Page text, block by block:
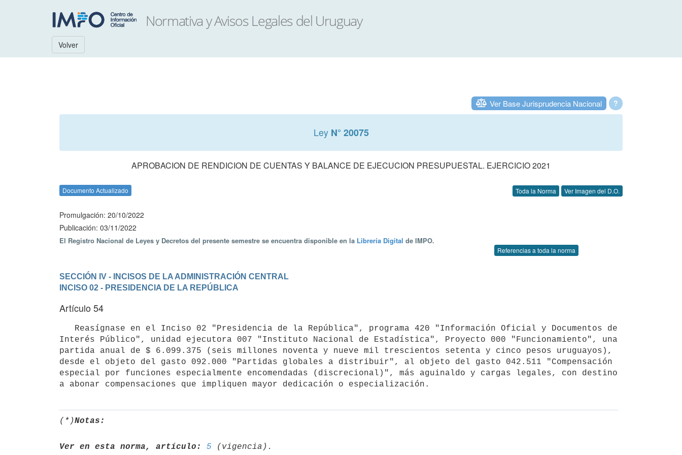
Volver
?
Ver Base Jurisprudencia Nacional
Ley N° 20075
APROBACION DE RENDICION DE CUENTAS Y BALANCE DE EJECUCION PRESUPUESTAL. EJERCICIO 2021
Documento Actualizado Toda la Norma Ver Imagen del D.O.
Promulgación: 20/10/2022
Publicación: 03/11/2022
El Registro Nacional de Leyes y Decretos del presente semestre se encuentra disponible en la Librería Digital de IMPO.
Referencias a toda la norma
SECCIÓN IV - INCISOS DE LA ADMINISTRACIÓN CENTRAL
INCISO 02 - PRESIDENCIA DE LA REPÚBLICA
Artículo 54
Interés Público", unidad ejecutora 007 "Instituto Nacional de Estadística", Proyecto 000 "Funcionamiento", una
partida anual de $ 6.099.375 (seis millones noventa y nueve mil trescientos setenta y cinco pesos uruguayos),
desde el objeto del gasto 092.000 "Partidas globales a distribuir", al objeto del gasto 042.511 "Compensación
especial por funciones especialmente encomendadas (discrecional)", más aguinaldo y cargas legales, con destino
(*)Notas:
Ver en esta norma, artículo: 5